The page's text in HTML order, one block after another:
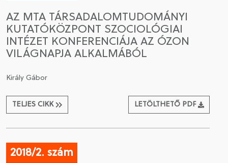
AZ MTA TÁRSADALOMTUDOMÁNYI
KUTATÓKÖZPONT SZOCIOLÓGIAI
INTÉZET KONFERENCIÁJA AZ ÓZON
VILÁGNAPJA ALKALMÁBÓL
Király Gábor
TELJES CIKK LETÖLTHETŐ PDF
2018/2. szám